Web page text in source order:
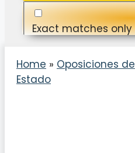
Exact matches only
Search in title
Home » Oposiciones de
Estado